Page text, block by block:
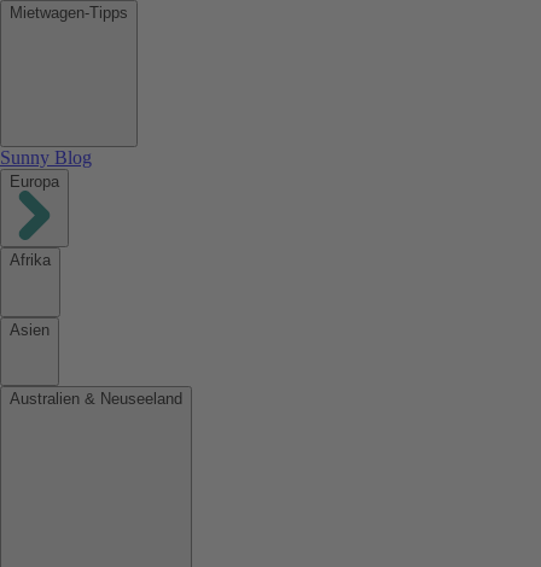
Mietwagen-Tipps
Sunny Blog
Europa
Afrika
Asien
Australien & Neuseeland